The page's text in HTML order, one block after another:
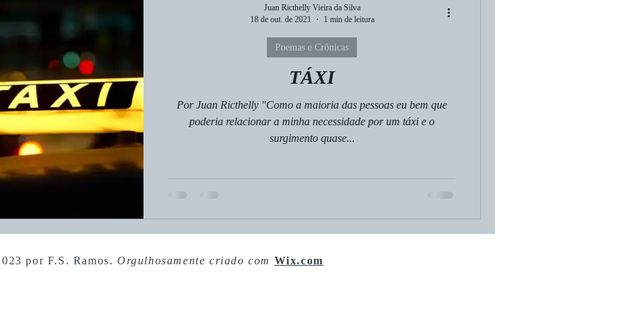
TÁXI
Por Juan Ricthelly "Como a maioria das pessoas eu bem que
poderia relacionar a minha necessidade por um táxi e o
surgimento quase...
Poemas e Crônicas
Juan Ricthelly Vieira da Silva
18 de out. de 2021
1 min de leitura
por F.S. Ramos. Orgulhosamente criado com Wix.com